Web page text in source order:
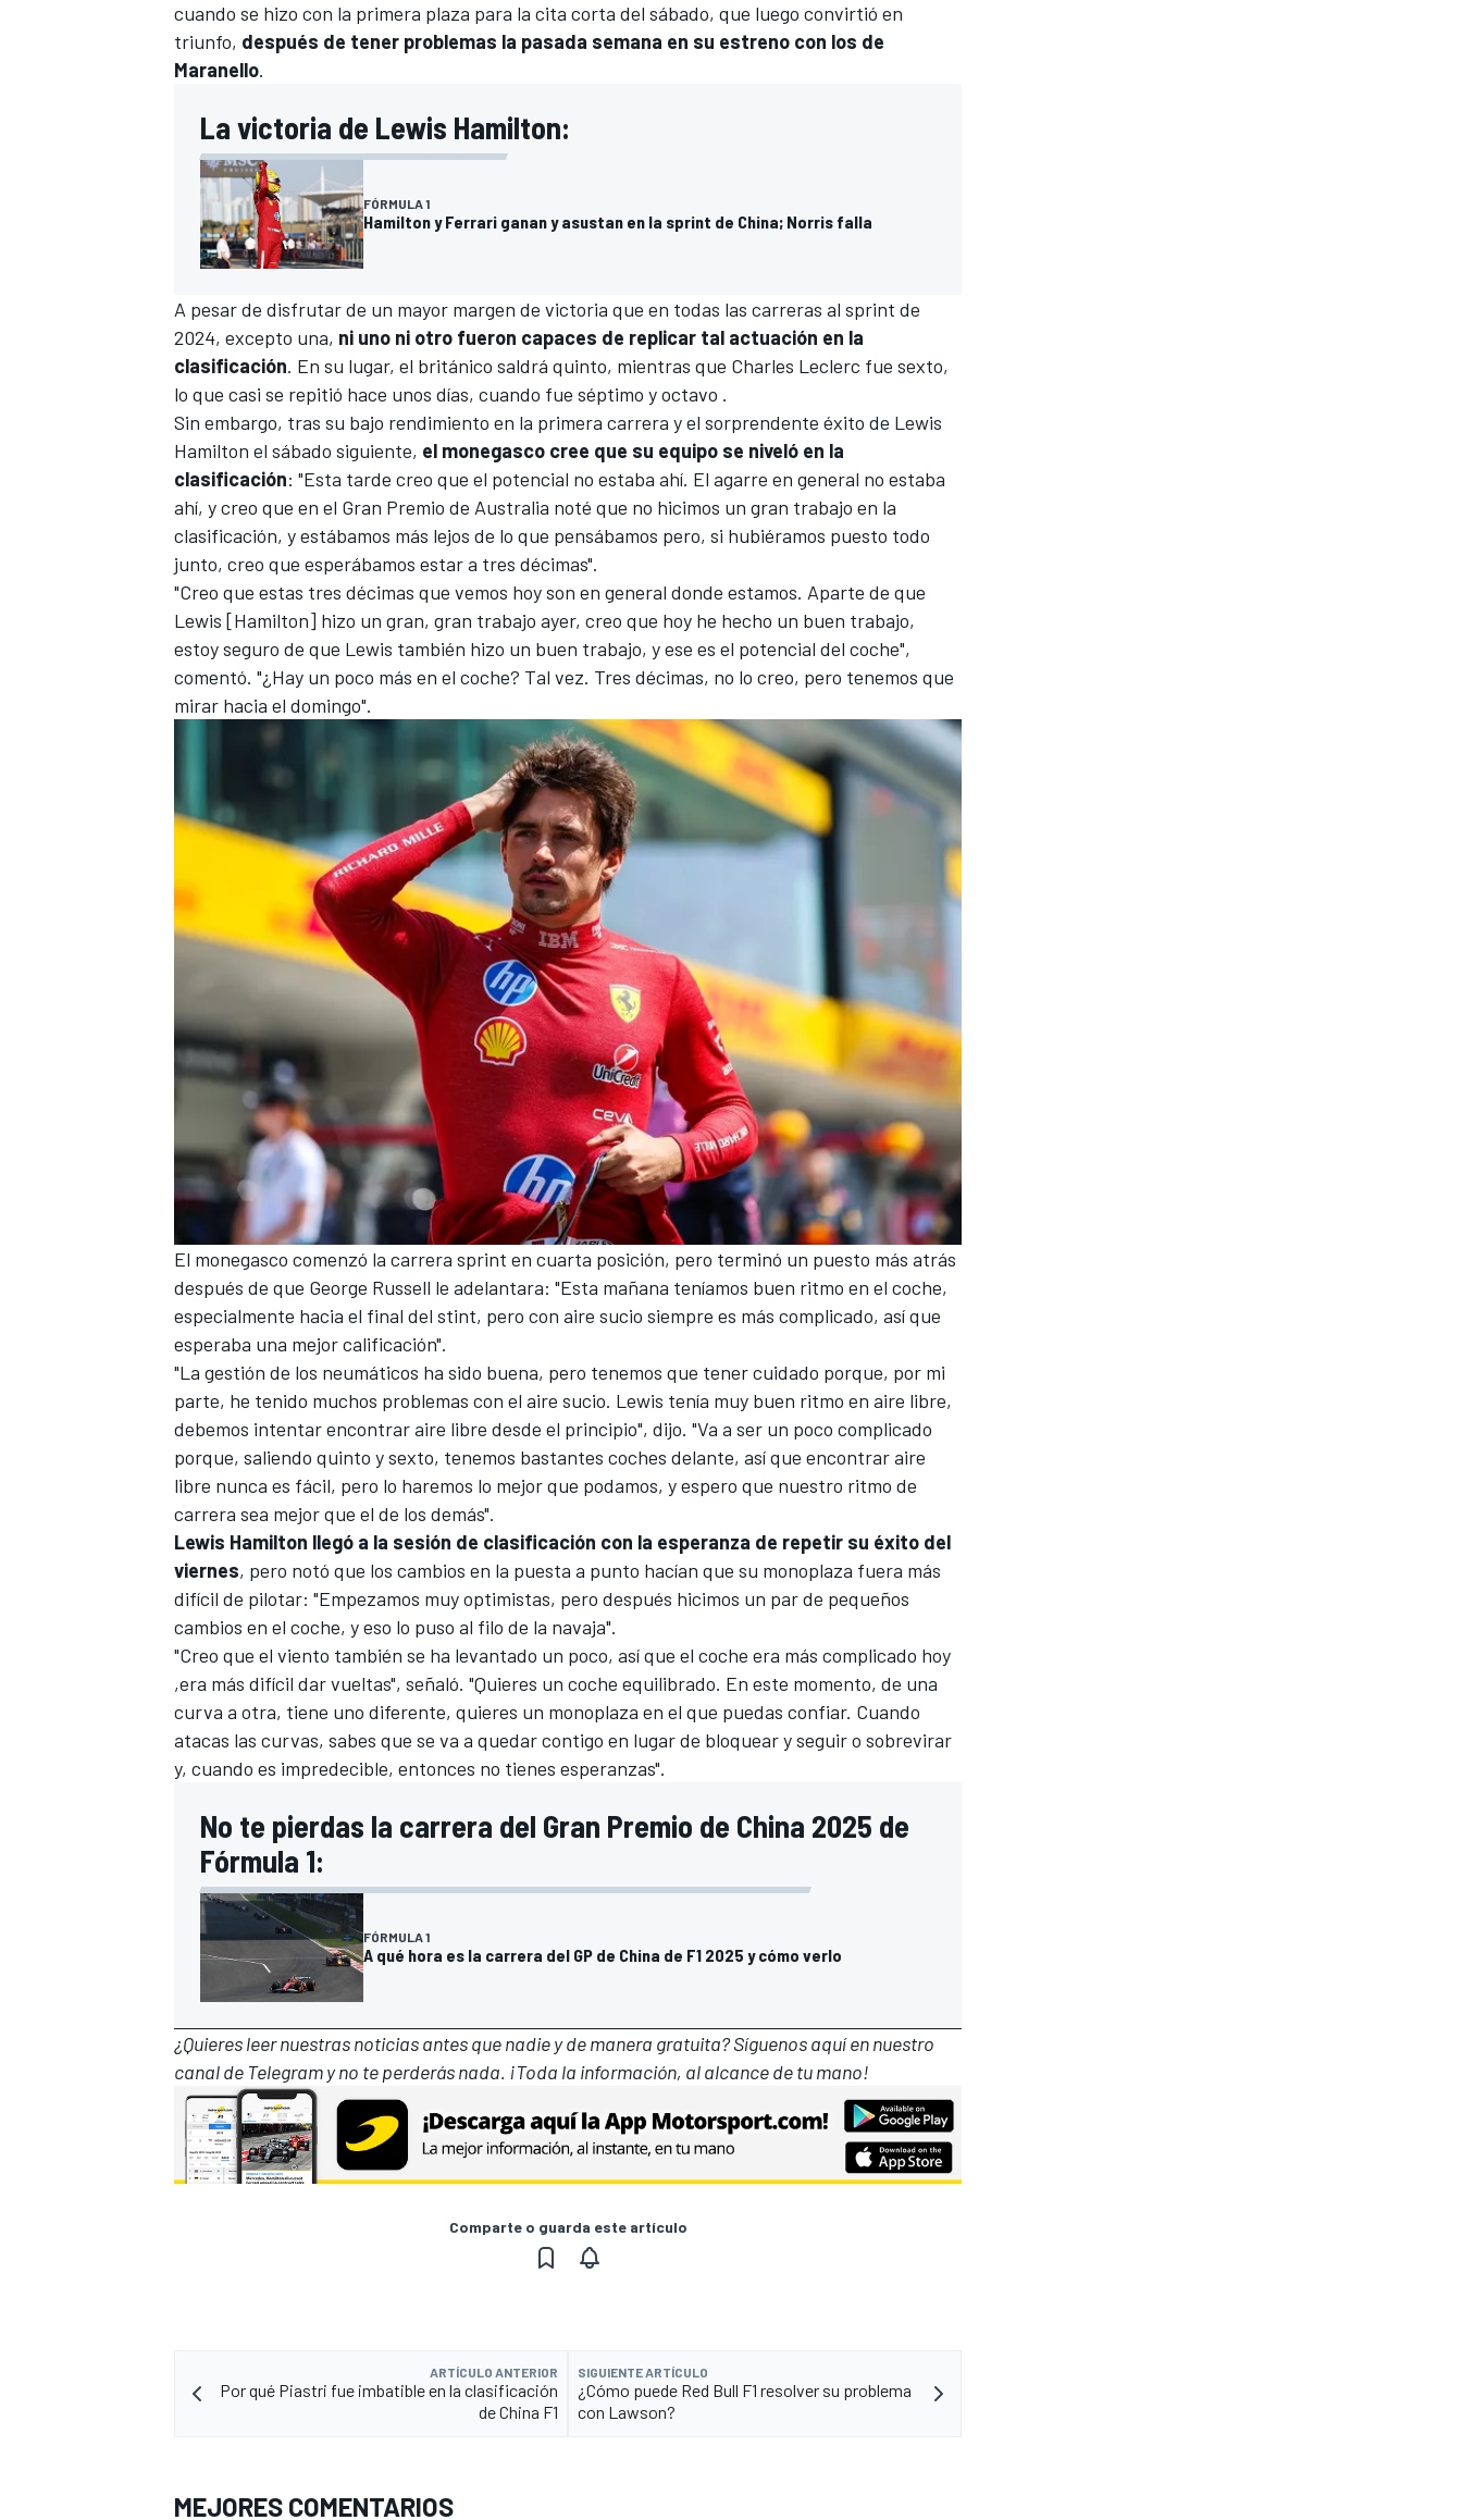
MÁS CATEGORÍAS
cuando se hizo con la primera plaza para la cita corta del sábado, que luego convirtió en
triunfo, después de tener problemas la pasada semana en su estreno con los de
Maranello.
La victoria de Lewis Hamilton:
FÓRMULA 1
Hamilton y Ferrari ganan y asustan en la sprint de China; Norris falla
A pesar de disfrutar de un mayor margen de victoria que en todas las carreras al sprint de
2024, excepto una, ni uno ni otro fueron capaces de replicar tal actuación en la
clasificación. En su lugar, el británico saldrá quinto, mientras que Charles Leclerc fue sexto,
lo que casi se repitió hace unos días, cuando fue séptimo y octavo .
Sin embargo, tras su bajo rendimiento en la primera carrera y el sorprendente éxito de Lewis
Hamilton el sábado siguiente, el monegasco cree que su equipo se niveló en la
clasificación: "Esta tarde creo que el potencial no estaba ahí. El agarre en general no estaba
ahí, y creo que en el Gran Premio de Australia noté que no hicimos un gran trabajo en la
clasificación, y estábamos más lejos de lo que pensábamos pero, si hubiéramos puesto todo
junto, creo que esperábamos estar a tres décimas".
"Creo que estas tres décimas que vemos hoy son en general donde estamos. Aparte de que
Lewis [Hamilton] hizo un gran, gran trabajo ayer, creo que hoy he hecho un buen trabajo,
estoy seguro de que Lewis también hizo un buen trabajo, y ese es el potencial del coche",
comentó. "¿Hay un poco más en el coche? Tal vez. Tres décimas, no lo creo, pero tenemos que
mirar hacia el domingo".
El monegasco comenzó la carrera sprint en cuarta posición, pero terminó un puesto más atrás
después de que George Russell le adelantara: "Esta mañana teníamos buen ritmo en el coche,
especialmente hacia el final del stint, pero con aire sucio siempre es más complicado, así que
esperaba una mejor calificación".
"La gestión de los neumáticos ha sido buena, pero tenemos que tener cuidado porque, por mi
parte, he tenido muchos problemas con el aire sucio. Lewis tenía muy buen ritmo en aire libre,
debemos intentar encontrar aire libre desde el principio", dijo. "Va a ser un poco complicado
porque, saliendo quinto y sexto, tenemos bastantes coches delante, así que encontrar aire
libre nunca es fácil, pero lo haremos lo mejor que podamos, y espero que nuestro ritmo de
carrera sea mejor que el de los demás".
Lewis Hamilton llegó a la sesión de clasificación con la esperanza de repetir su éxito del
viernes, pero notó que los cambios en la puesta a punto hacían que su monoplaza fuera más
difícil de pilotar: "Empezamos muy optimistas, pero después hicimos un par de pequeños
cambios en el coche, y eso lo puso al filo de la navaja".
"Creo que el viento también se ha levantado un poco, así que el coche era más complicado hoy
,era más difícil dar vueltas", señaló. "Quieres un coche equilibrado. En este momento, de una
curva a otra, tiene uno diferente, quieres un monoplaza en el que puedas confiar. Cuando
atacas las curvas, sabes que se va a quedar contigo en lugar de bloquear y seguir o sobrevirar
y, cuando es impredecible, entonces no tienes esperanzas".
No te pierdas la carrera del Gran Premio de China 2025 de
Fórmula 1:
FÓRMULA 1
A qué hora es la carrera del GP de China de F1 2025 y cómo verlo
¿Quieres leer nuestras noticias antes que nadie y de manera gratuita? Síguenosaquí en nuestro
canal de Telegramy no te perderás nada. ¡Toda la información, al alcance de tu mano!
Comparte o guarda este artículo
ARTÍCULO ANTERIOR
Por qué Piastri fue imbatible en la clasificación
de China F1
SIGUIENTE ARTÍCULO
¿Cómo puede Red Bull F1 resolver su problema
con Lawson?
MEJORES COMENTARIOS